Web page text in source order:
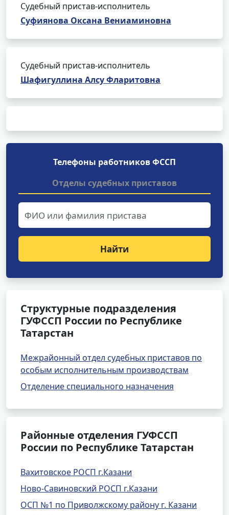
Судебный пристав-исполнитель
Суфиянова Оксана Вениаминовна
Судебный пристав-исполнитель
Шафигуллина Алсу Фларитовна
Телефоны работников ФССП
Отделы судебных приставов
Найти
Структурные подразделения
ГУФССП России по Республике
Татарстан
Межрайонный отдел судебных приставов по
особым исполнительным производствам
Отделение специального назначения
Районные отделения ГУФССП
России по Республике Татарстан
Вахитовское РОСП г.Казани
Ново-Савиновский РОСП г.Казани
ОСП №1 по Приволжскому району г. Казани